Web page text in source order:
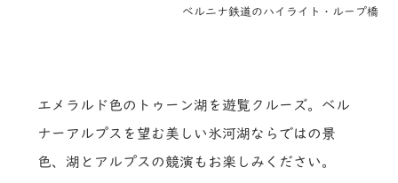
ベルニナ鉄道のハイライト・ループ橋
エメラルド色のトゥーン湖を遊覧クルーズ。ベル
ナーアルプスを望む美しい氷河湖ならではの景
色、湖とアルプスの競演もお楽しみください。